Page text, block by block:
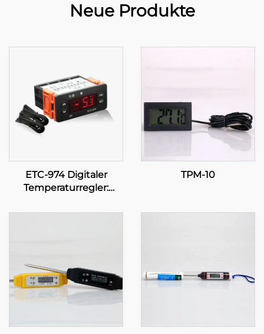
Neue Produkte
ETC-974 Digitaler
Temperaturregler:
Temperaturregelung für
TPM-10